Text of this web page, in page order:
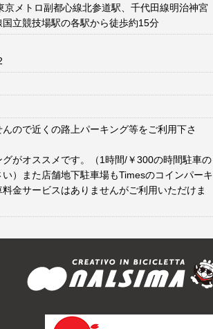
京メトロ副都心線北参道駅、千代田線明治神宮
立競技場駅の各駅から徒歩約15分
ので近くの路上パーキング等をご利用下さ
がオススメです。（1時間/￥300の時間駐車の
）また店舗地下駐車場もTimesのコインパーキ
金サービスはありませんがご利用いただけま